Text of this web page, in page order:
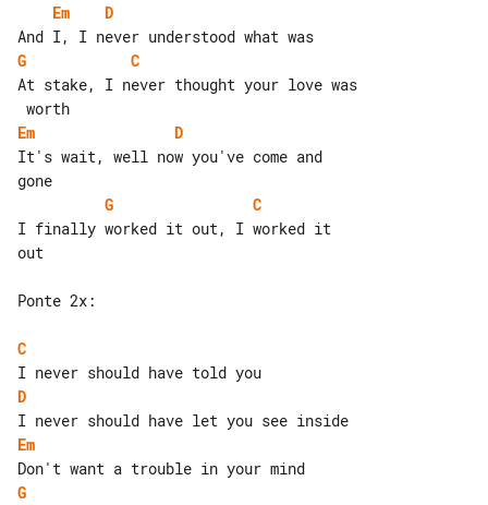
Em
D
G
C
At stake, I never thought your love was
Em
D
It's wait, well now you've come and
G
C
I finally worked it out, I worked it
out
Ponte 2x:
C
D
Em
G